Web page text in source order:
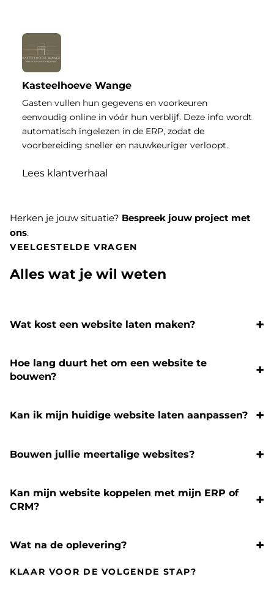
Kasteelhoeve Wange
Gasten vullen hun gegevens en voorkeuren
eenvoudig online in vóór hun verblijf. Deze info wordt
automatisch ingelezen in de ERP, zodat de
voorbereiding sneller en nauwkeuriger verloopt.
Lees klantverhaal
Herken je jouw situatie? Bespreek jouw project met
ons.
VEELGESTELDE VRAGEN
Alles wat je wil weten
Wat kost een website laten maken?
Hoe lang duurt het om een website te
bouwen?
Kan ik mijn huidige website laten aanpassen?
Bouwen jullie meertalige websites?
Kan mijn website koppelen met mijn ERP of
CRM?
Wat na de oplevering?
KLAAR VOOR DE VOLGENDE STAP?